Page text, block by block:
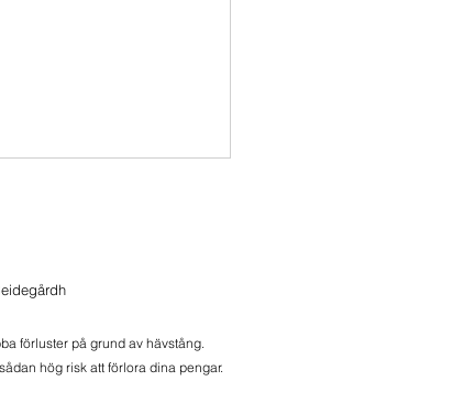
-
förluster på grund av hävstång.
hög risk att förlora dina pengar.